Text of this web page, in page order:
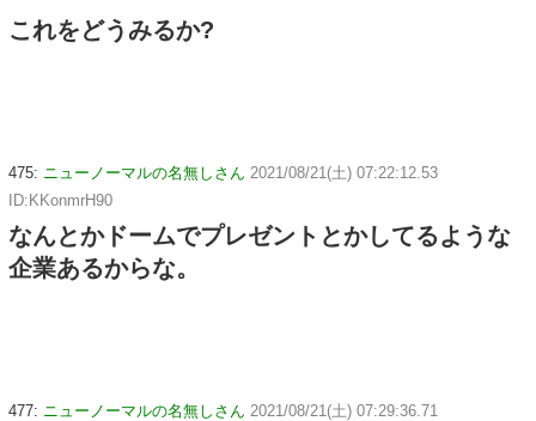
これをどうみるか?
475: ニューノーマルの名無しさん 2021/08/21(土) 07:22:12.53
ID:KKonmrH90
なんとかドームでプレゼントとかしてるような
企業あるからな。
477: ニューノーマルの名無しさん 2021/08/21(土) 07:29:36.71